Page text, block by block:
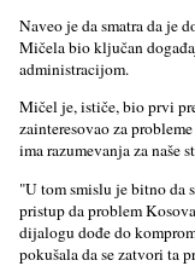
Naveo je da smatra da je
Mičela bio klјučan
administracijom.
Mičel je, ističe, bio prvi
zainteresovao za
ima razumevanja za naše
"U tom smislu je bitno da
pristup da problem
dijalogu dođe do
pokušala da se zatvori ta